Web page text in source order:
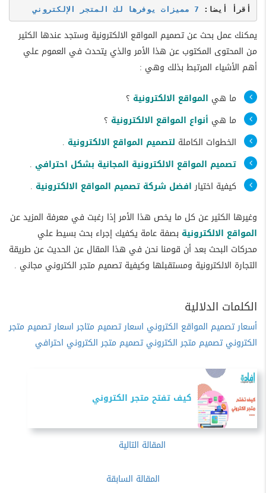
أقرأ أيضا: 7 مميزات يوفرها لك المتجر الإلكتروني
يمكنك عمل بحث عن تصميم المواقع الالكترونية وستجد عندها الكثير
من المحتوى المكتوب عن هذا الأمر والذي يتحدث في العموم علي
أهم الأشياء المرتبط بذلك وهي :
ما هي المواقع الالكترونية ؟
ما هي أنواع المواقع الالكترونية ؟
الخطوات الكاملة لتصميم المواقع الالكترونية .
تصميم المواقع الالكترونية المجانية بشكل احترافي .
كيفية اختيار افضل شركة تصميم المواقع الالكترونية .
وغيرها الكثير عن كل ما يخص هذا الأمر إذا رغبت في معرفة المزيد عن
المواقع الالكترونية بصفة عامة يكفيك إجراء بحث بسيط علي
محركات البحث بعد أن قومنا نحن في هذا المقال عن الحديث عن طريقة
التجارة الالكترونية ومستقبلها وكيفية تصميم متجر الكتروني مجاني .
الكلمات الدلالية
أسعار تصميم المواقع الكتروني اسعار تصميم متاجر اسعار تصميم متجر
الكتروني تصميم متجر الكتروني تصميم متجر الكتروني احترافي
كيف تفتح متجر الكتروني
المقالة التالية
المقالة السابقة